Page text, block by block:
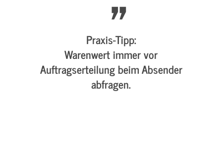
Praxis-Tipp:
Warenwert immer vor
Auftragserteilung beim Absender
abfragen.